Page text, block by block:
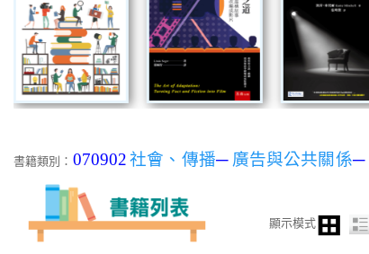
書籍類別： 070902 社會、傳播─ 廣告與公共關係─
顯示模式